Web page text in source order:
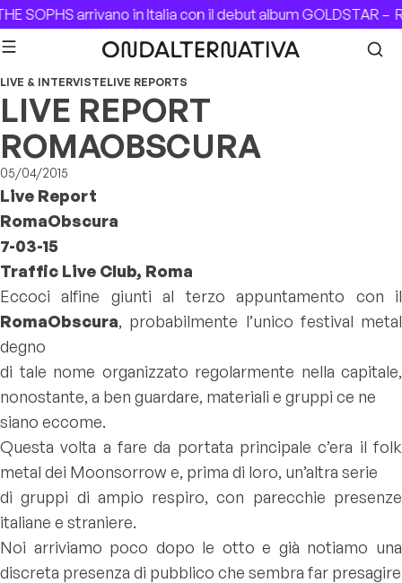
Skip to content
SOPHS arrivano in Italia con il debut album GOLDSTAR –
LIVE & INTERVISTELIVE REPORTS
LIVE REPORT
ROMAOBSCURA
05/04/2015
Live Report
RomaObscura
7-03-15
Traffic Live Club, Roma
Eccoci alfine giunti al terzo appuntamento con il
RomaObscura, probabilmente l’unico festival metal
degno
di tale nome organizzato regolarmente nella capitale,
nonostante, a ben guardare, materiali e gruppi ce ne
siano eccome.
Questa volta a fare da portata principale c’era il folk
metal dei Moonsorrow e, prima di loro, un’altra serie
di gruppi di ampio respiro, con parecchie presenze
italiane e straniere.
Noi arriviamo poco dopo le otto e già notiamo una
discreta presenza di pubblico che sembra far presagire